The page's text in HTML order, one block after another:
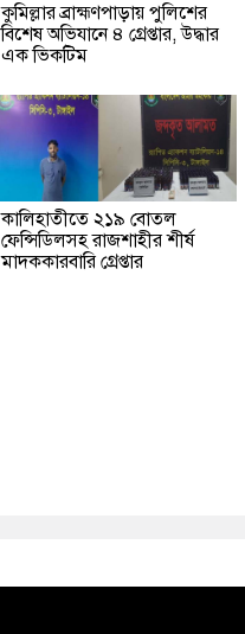
কুমিল্লার ব্রাহ্মণপাড়ায় পুলিশের
বিশেষ অভিযানে ৪ গ্রেপ্তার, উদ্ধার
এক ভিকটিম
কালিহাতীতে ২১৯ বোতল
ফেন্সিডিলসহ রাজশাহীর শীর্ষ
মাদককারবারি গ্রেপ্তার